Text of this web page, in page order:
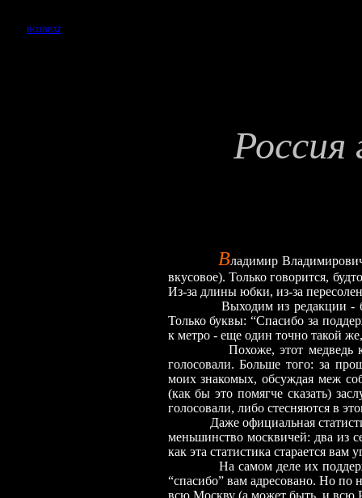
ВОЗВРАТ
Россия
Владимир
вкусовое). Только говорится,
Из-за длины юбки, из-за
Выходим из редакции - бац!
Только буквы: “Спасибо за
к метро - еще один точно такой
Похоже, этот медведь
голосовали. Больше того: за
моих знакомых, обсуждая меж
(как бы это помягче сказать)
голосовали, либо стесняются в
Даже официальная статистика
меньшинство москвичей: два из
как эта статистика старается
На самом деле их
“спасибо” вам адресовано. Но по
всю Москву (а может быть, и всю